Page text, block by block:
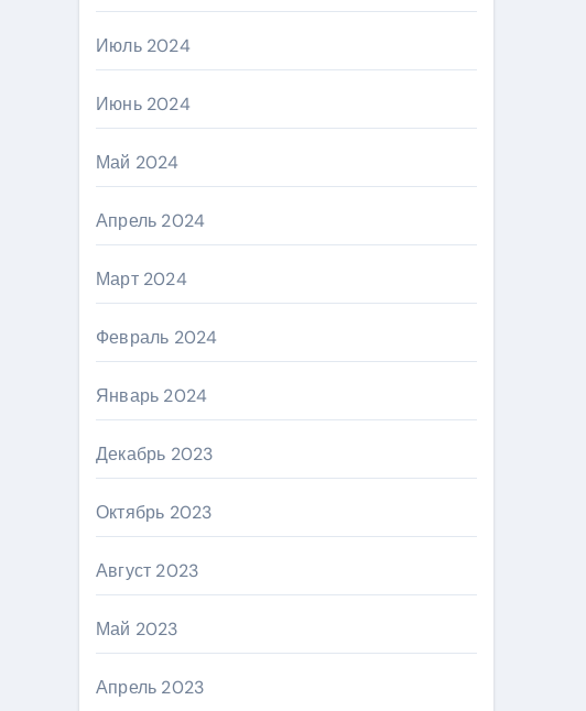
Июль 2024
Июнь 2024
Май 2024
Апрель 2024
Март 2024
Февраль 2024
Январь 2024
Декабрь 2023
Октябрь 2023
Август 2023
Май 2023
Апрель 2023